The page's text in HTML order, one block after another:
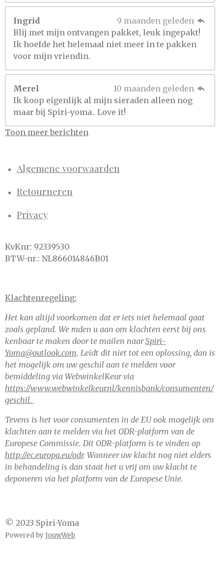
Ingrid
9 maanden geleden
Blij met mijn ontvangen pakket, leuk ingepakt!
Ik hoefde het helemaal niet meer in te pakken
voor mijn vriendin.
Merel
10 maanden geleden
Ik koop eigenlijk al mijn sieraden alleen nog
maar bij Spiri-yoma.. Love it!
Toon meer berichten
Algemene voorwaarden
Retourneren
Privacy
KvKnr: 92339530
BTW-nr.: NL866014846B01
Klachtenregeling:
Het kan altijd voorkomen dat er iets niet helemaal gaat
zoals gepland. We raden u aan om klachten eerst bij ons
kenbaar te maken door te mailen naarSpiri-
Yoma@outlook.com. Leidt dit niet tot een oplossing, dan is
het mogelijk om uw geschil aan te melden voor
bemiddeling via WebwinkelKeur via
https://www.webwinkelkeur.nl/kennisbank/consumenten/
geschil.
Tevens is het voor consumenten in de EU ook mogelijk om
klachten aan te melden via het ODR-platform van de
Europese Commissie. Dit ODR-platform is te vinden op
http://ec.europa.eu/odr. Wanneer uw klacht nog niet elders
in behandeling is dan staat het u vrij om uw klacht te
deponeren via het platform van de Europese Unie.
© 2023 Spiri-Yoma
Powered byJouwWeb